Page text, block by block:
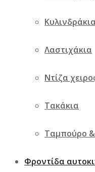
Λαστιχάκια
Ντίζα
Τακάκια
Ταμπούρο
Φροντίδα